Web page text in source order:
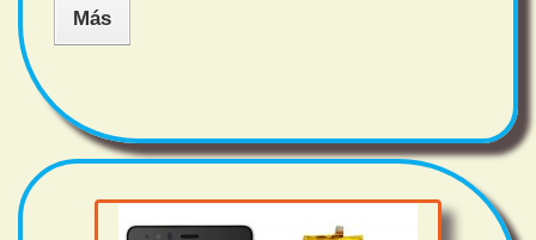
Más